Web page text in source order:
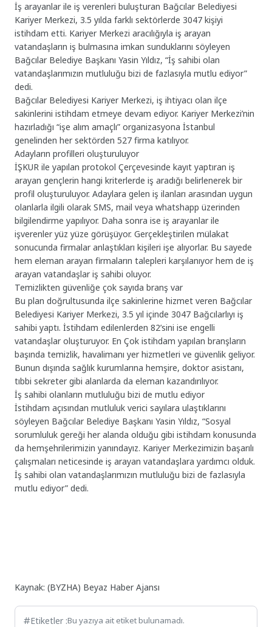
İş arayanlar ile iş verenleri buluşturan Bağcılar Belediyesi
Kariyer Merkezi, 3.5 yılda farklı sektörlerde 3047 kişiyi
istihdam etti. Kariyer Merkezi aracılığıyla iş arayan
vatandaşların iş bulmasına imkan sunduklarını söyleyen
Bağcılar Belediye Başkanı Yasin Yıldız, “İş sahibi olan
vatandaşlarımızın mutluluğu bizi de fazlasıyla mutlu ediyor”
dedi.
Bağcılar Belediyesi Kariyer Merkezi, iş ihtiyacı olan ilçe
sakinlerini istihdam etmeye devam ediyor. Kariyer Merkezi’nin
hazırladığı “işe alım amaçlı” organizasyona İstanbul
genelinden her sektörden 527 firma katılıyor.
Adayların profilleri oluşturuluyor
İŞKUR ile yapılan protokol Çerçevesinde kayıt yaptıran iş
arayan gençlerin hangi kriterlerde iş aradığı belirlenerek bir
profil oluşturuluyor. Adaylara gelen iş ilanları arasından uygun
olanlarla ilgili olarak SMS, mail veya whatshapp üzerinden
bilgilendirme yapılıyor. Daha sonra ise iş arayanlar ile
işverenler yüz yüze görüşüyor. Gerçekleştirilen mülakat
sonucunda firmalar anlaştıkları kişileri işe alıyorlar. Bu sayede
hem eleman arayan firmaların talepleri karşılanıyor hem de iş
arayan vatandaşlar iş sahibi oluyor.
Temizlikten güvenliğe çok sayıda branş var
Bu plan doğrultusunda ilçe sakinlerine hizmet veren Bağcılar
Belediyesi Kariyer Merkezi, 3.5 yıl içinde 3047 Bağcılarlıyı iş
sahibi yaptı. İstihdam edilenlerden 82’sini ise engelli
vatandaşlar oluşturuyor. En Çok istihdam yapılan branşların
başında temizlik, havalimanı yer hizmetleri ve güvenlik geliyor.
Bunun dışında sağlık kurumlarına hemşire, doktor asistanı,
tıbbi sekreter gibi alanlarda da eleman kazandırılıyor.
İş sahibi olanların mutluluğu bizi de mutlu ediyor
İstihdam açısından mutluluk verici sayılara ulaştıklarını
söyleyen Bağcılar Belediye Başkanı Yasin Yıldız, “Sosyal
sorumluluk gereği her alanda olduğu gibi istihdam konusunda
da hemşehrilerimizin yanındayız. Kariyer Merkezimizin başarılı
çalışmaları neticesinde iş arayan vatandaşlara yardımcı olduk.
İş sahibi olan vatandaşlarımızın mutluluğu bizi de fazlasıyla
mutlu ediyor” dedi.
Kaynak: (BYZHA) Beyaz Haber Ajansı
Etiketler :Bu yazıya ait etiket bulunamadı.